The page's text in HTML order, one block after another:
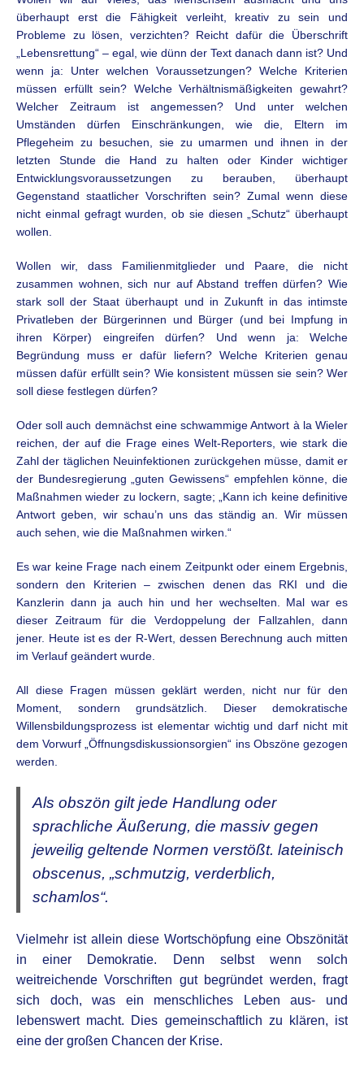
überhaupt erst die Fähigkeit verleiht, kreativ zu sein und
Probleme zu lösen, verzichten? Reicht dafür die Überschrift
„Lebensrettung“ – egal, wie dünn der Text danach dann ist? Und
wenn ja: Unter welchen Voraussetzungen? Welche Kriterien
müssen erfüllt sein? Welche Verhältnismäßigkeiten gewahrt?
Welcher Zeitraum ist angemessen? Und unter welchen
Umständen dürfen Einschränkungen, wie die, Eltern im
Pflegeheim zu besuchen, sie zu umarmen und ihnen in der
letzten Stunde die Hand zu halten oder Kinder wichtiger
Entwicklungsvoraussetzungen zu berauben, überhaupt
Gegenstand staatlicher Vorschriften sein? Zumal wenn diese
nicht einmal gefragt wurden, ob sie diesen „Schutz“ überhaupt
wollen.
Wollen wir, dass Familienmitglieder und Paare, die nicht
zusammen wohnen, sich nur auf Abstand treffen dürfen? Wie
stark soll der Staat überhaupt und in Zukunft in das intimste
Privatleben der Bürgerinnen und Bürger (und bei Impfung in
ihren Körper) eingreifen dürfen? Und wenn ja: Welche
Begründung muss er dafür liefern? Welche Kriterien genau
müssen dafür erfüllt sein? Wie konsistent müssen sie sein? Wer
soll diese festlegen dürfen?
Oder soll auch demnächst eine schwammige Antwort à la Wieler
reichen, der auf die Frage eines Welt-Reporters, wie stark die
Zahl der täglichen Neuinfektionen zurückgehen müsse, damit er
der Bundesregierung „guten Gewissens“ empfehlen könne, die
Maßnahmen wieder zu lockern, sagte; „Kann ich keine definitive
Antwort geben, wir schau’n uns das ständig an. Wir müssen
auch sehen, wie die Maßnahmen wirken.“
Es war keine Frage nach einem Zeitpunkt oder einem Ergebnis,
sondern den Kriterien – zwischen denen das RKI und die
Kanzlerin dann ja auch hin und her wechselten. Mal war es
dieser Zeitraum für die Verdoppelung der Fallzahlen, dann
jener. Heute ist es der R-Wert, dessen Berechnung auch mitten
im Verlauf geändert wurde.
All diese Fragen müssen geklärt werden, nicht nur für den
Moment, sondern grundsätzlich. Dieser demokratische
Willensbildungsprozess ist elementar wichtig und darf nicht mit
dem Vorwurf „Öffnungsdiskussionsorgien“ ins Obszöne gezogen
werden.
Als obszön gilt jede Handlung oder
sprachliche Äußerung, die massiv gegen
jeweilig geltende Normen verstößt. lateinisch
obscenus, „schmutzig, verderblich,
schamlos“.
Vielmehr ist allein diese Wortschöpfung eine Obszönität
in einer Demokratie. Denn selbst wenn solch
weitreichende Vorschriften gut begründet werden, fragt
sich doch, was ein menschliches Leben aus- und
lebenswert macht. Dies gemeinschaftlich zu klären, ist
eine der großen Chancen der Krise.